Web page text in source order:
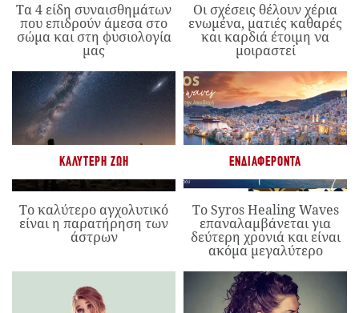
Τα 4 είδη συναισθημάτων
που επιδρούν άμεσα στο
σώμα και στη φυσιολογία
μας
Οι σχέσεις θέλουν χέρια
ενωμένα, ματιές καθαρές
και καρδιά έτοιμη να
μοιραστεί
ΚΑΛΎΤΕΡΗ ΖΩΉ
Το καλύτερο αγχολυτικό
είναι η παρατήρηση των
άστρων
ΕΝΔΙΑΦΈΡΟΝΤΑ
Το Syros Healing Waves
επαναλαμβάνεται για
δεύτερη χρονιά και είναι
ακόμα μεγαλύτερο